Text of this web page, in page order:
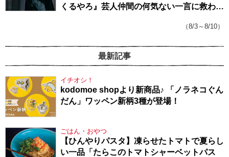
くるやろ』芸人仲間の何気ない一言に救われ
（8/3～8/10）
最新記事
イチオシ！
kodomoe shopより新商品♪ 「ノラネコぐん
だん」ワッペン新柄3種が登場！
ごはん・おやつ
【ひんやりパスタ】凍らせたトマトで夏らし
い一品「たらこのトマトシャーベットパス